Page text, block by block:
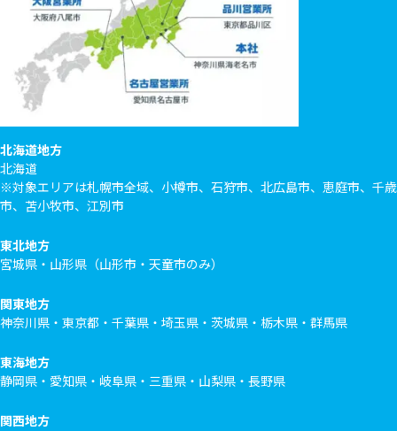
北海道地方
北海道
※対象エリアは札幌市全域、小樽市、石狩市、北広島市、恵庭市、千歳
市、苫小牧市、江別市
東北地方
宮城県・山形県（山形市・天童市のみ）
関東地方
神奈川県・東京都・千葉県・埼玉県・茨城県・栃木県・群馬県
東海地方
静岡県・愛知県・岐阜県・三重県・山梨県・長野県
関西地方